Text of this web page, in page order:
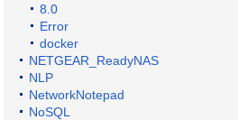
8.0
Error
docker
NETGEAR_ReadyNAS
NLP
NetworkNotepad
NoSQL